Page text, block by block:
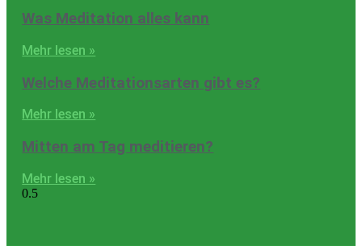
Was Meditation alles kann
Mehr lesen »
Welche Meditationsarten gibt es?
Mehr lesen »
Mitten am Tag meditieren?
Mehr lesen »